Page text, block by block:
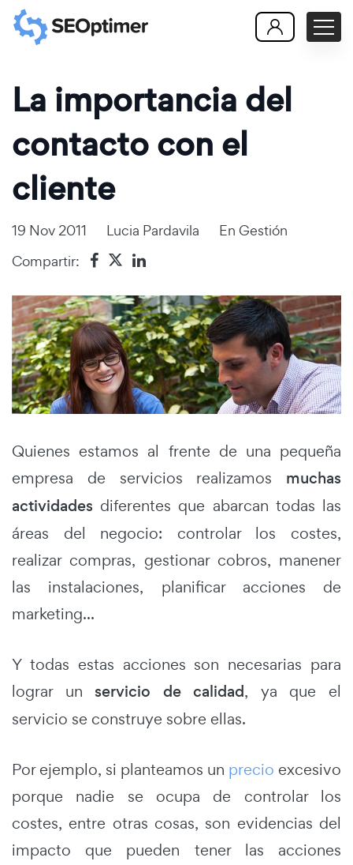
La importancia del
contacto con el
cliente
19 Nov 2011 Lucia Pardavila En Gestión
Compartir:
Quienes estamos al frente de una pequeña
empresa de servicios realizamos muchas
actividades diferentes que abarcan todas las
áreas del negocio: controlar los costes,
realizar compras, gestionar cobros, manener
las instalaciones, planificar acciones de
marketing...
Y todas estas acciones son necesarias para
lograr unservicio de calidad, ya que el
servicio se construye sobre ellas.
Por ejemplo, si planteamos un precio excesivo
porque nadie se ocupa de controlar los
costes, entre otras cosas, son evidencias del
impacto que pueden tener las acciones